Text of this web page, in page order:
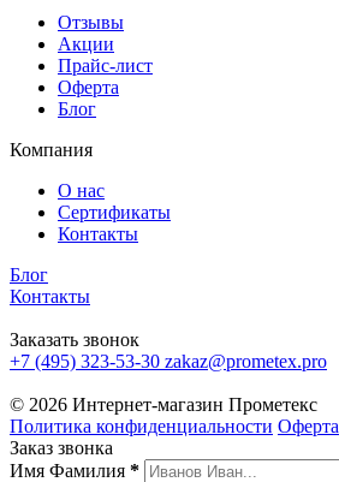
Отзывы
Акции
Прайс-лист
Оферта
Блог
Компания
О нас
Сертификаты
Контакты
Блог
Контакты
Заказать звонок
+7 (495) 323-53-30 zakaz@prometex.pro
© 2026 Интернет-магазин Прометекс
Политика конфиденциальности Оферта
Заказ звонка
Имя Фамилия *